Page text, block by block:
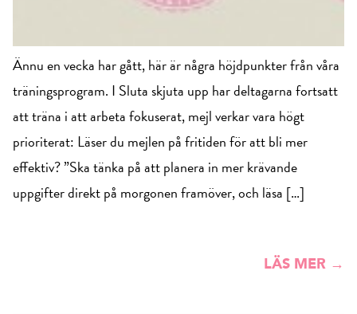
Ännu en vecka har gått, här är några höjdpunkter från våra
träningsprogram. I Sluta skjuta upp har deltagarna fortsatt
att träna i att arbeta fokuserat, mejl verkar vara högt
prioriterat: Läser du mejlen på fritiden för att bli mer
effektiv? ”Ska tänka på att planera in mer krävande
uppgifter direkt på morgonen framöver, och läsa […]
LÄS MER →